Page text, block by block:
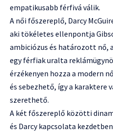
empatikusabb férfivá válik.
A női főszereplő, Darcy
aki tökéletes ellenpontja
ambiciózus és határozott nő,
egy férfiak uralta
érzékenyen hozza a modern
és sebezhető, így a karaktere
szerethető.
A két főszereplő közötti
és Darcy kapcsolata